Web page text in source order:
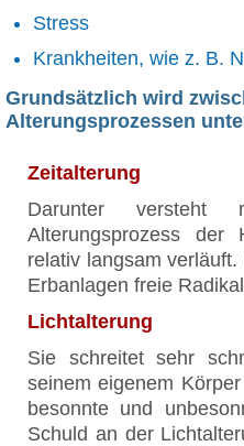
Stress
Krankheiten, wie z. B.
Grundsätzlich wird
Alterungsprozessen
Zeitalterung
Darunter versteht
Alterungsprozess
relativ langsam
Erbanlagen freie
Lichtalterung
Sie schreitet sehr
seinem eigenem
besonnte und
Schuld an der